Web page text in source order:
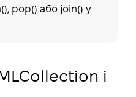
pop() або join() у
і